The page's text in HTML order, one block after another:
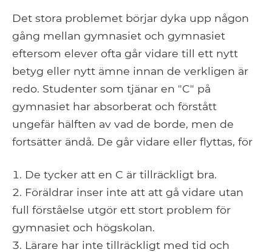
Det stora problemet börjar dyka upp någon
gång mellan gymnasiet och gymnasiet
eftersom elever ofta går vidare till ett nytt
betyg eller nytt ämne innan de verkligen är
redo. Studenter som tjänar en "C" på
gymnasiet har absorberat och förstått
ungefär hälften av vad de borde, men de
fortsätter ändå. De går vidare eller flyttas, för
De tycker att en C är tillräckligt bra.
Föräldrar inser inte att att gå vidare utan
full förståelse utgör ett stort problem för
gymnasiet och högskolan.
Lärare har inte tillräckligt med tid och